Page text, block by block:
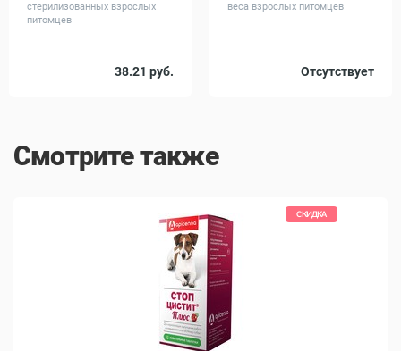
стерилизованных взрослых
питомцев
38.21 руб.
1 12
веса взрослых питомцев
Отсутствует
1 12
Смотрите также
СКИДКА